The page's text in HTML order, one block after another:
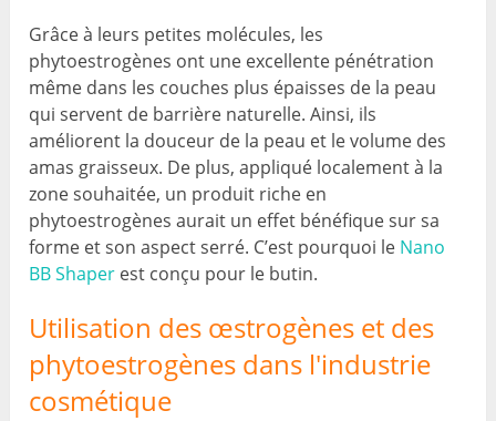
Grâce à leurs petites molécules, les
phytoestrogènes ont une excellente pénétration
même dans les couches plus épaisses de la peau
qui servent de barrière naturelle. Ainsi, ils
améliorent la douceur de la peau et le volume des
amas graisseux. De plus, appliqué localement à la
zone souhaitée, un produit riche en
phytoestrogènes aurait un effet bénéfique sur sa
forme et son aspect serré. C’est pourquoi le Nano
BB Shaper est conçu pour le butin.
Utilisation des œstrogènes et des
phytoestrogènes dans l'industrie
cosmétique